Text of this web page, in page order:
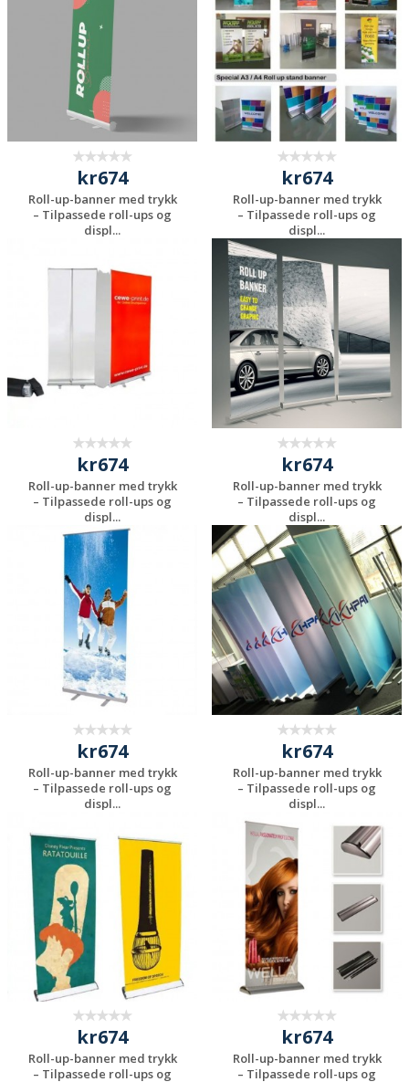
tilbud
tilbud
kr674
Roll-up-banner med trykk
– Tilpassede roll-ups og
displ...
uforpliktende
tilbud
kr674
Roll-up-banner med trykk
– Tilpassede roll-ups og
displ...
Be om et
uforpliktende
tilbud
kr674
Roll-up-banner med trykk
– Tilpassede roll-ups og
displ...
Be om et
uforpliktende
tilbud
kr674
Roll-up-banner med trykk
– Tilpassede roll-ups og
displ...
Be om et
uforpliktende
tilbud
kr674
Roll-up-banner med trykk
– Tilpassede roll-ups og
displ...
uforpliktende
tilbud
kr674
Roll-up-banner med trykk
– Tilpassede roll-ups og
displ...
Be om et
uforpliktende
tilbud
kr674
Roll-up-banner med trykk
– Tilpassede roll-ups og
kr674
Roll-up-banner med trykk
– Tilpassede roll-ups og